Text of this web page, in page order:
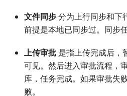
文件同步分为上行同步和下
前提是本地已同步过。同步
上传审批 是指上传完成后，
可见。然后进入审批流程，
库，任务完成。如果审批失
败。